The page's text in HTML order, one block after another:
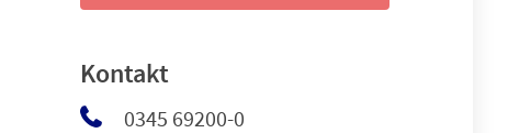
Kontakt
0345 69200-0